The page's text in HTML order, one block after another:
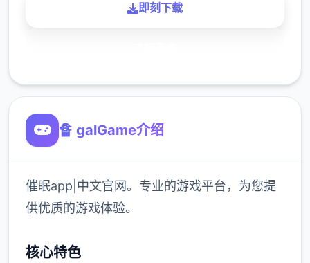
即刻下载
🔏 galGame介绍
催眠app|中文官网。专业的游戏平台，为您提
供优质的游戏体验。
核心特色